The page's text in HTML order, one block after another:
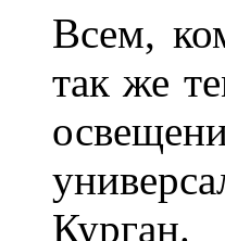
Всем,
так же